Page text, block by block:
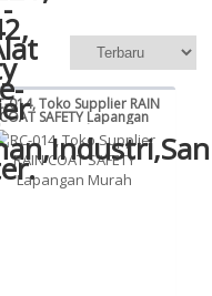
014, Toko Supplier RAIN
COAT SAFETY Lapangan
Murah